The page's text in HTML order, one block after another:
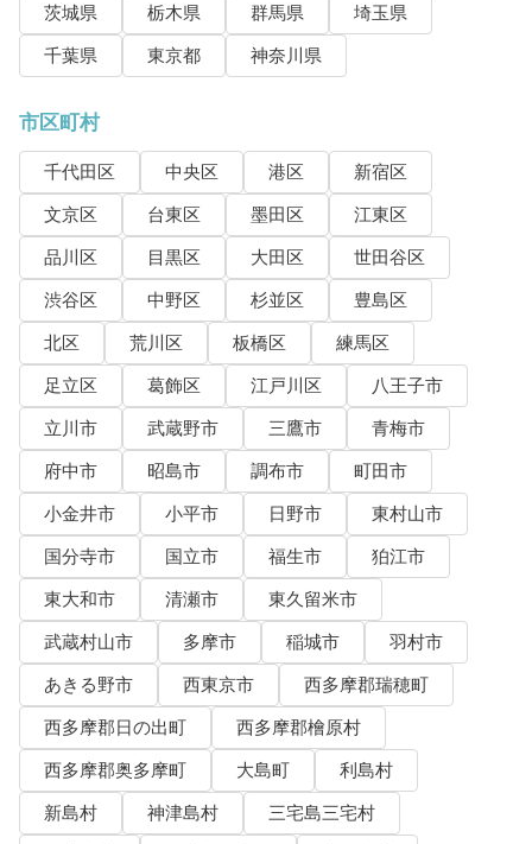
茨城県 栃木県 群馬県
埼玉県
千葉県
東京都 神奈川県
市区町村
千代田区 中央区 港区
新宿区
文京区
台東区 墨田区
江東区
品川区
目黒区 大田区
世田谷区
渋谷区
中野区 杉並区
豊島区
北区
荒川区 板橋区
練馬区
足立区
葛飾区 江戸川区
八王子市
立川市
武蔵野市 三鷹市
青梅市
府中市
昭島市 調布市
町田市
小金井市
小平市 日野市
東村山市
国分寺市
国立市 福生市
狛江市
東大和市
清瀬市
東久留米市
武蔵村山市
多摩市 稲城市
羽村市
あきる野市
西東京市
西多摩郡瑞穂町
西多摩郡日の出町
西多摩郡檜原村
西多摩郡奥多摩町
大島町
利島村
新島村
神津島村
三宅島三宅村